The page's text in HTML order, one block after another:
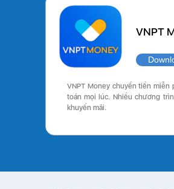
VNPT
VNPT Money chuyển tiền miễn
toán mọi lúc. Nhiều chương
khuyến mãi.